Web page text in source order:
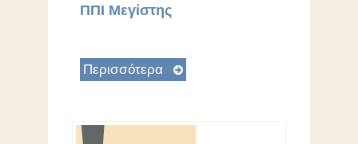
ΠΠΙ Μεγίστης
Περισσότερα